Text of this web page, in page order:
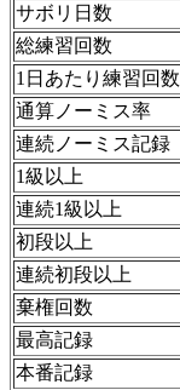
サボリ日数
総練習回数
1日あたり練習回数
通算ノーミス率
連続ノーミス記録
1級以上
連続1級以上
初段以上
連続初段以上
棄権回数
最高記録
本番記録